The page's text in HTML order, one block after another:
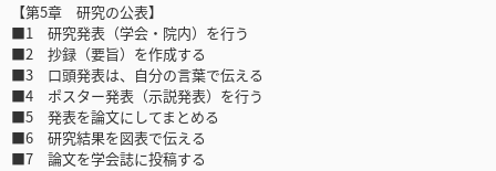
【第5章 研究の公表】
■1 研究発表（学会・院内）を行う
■2 抄録（要旨）を作成する
■3 口頭発表は、自分の言葉で伝える
■4 ポスター発表（示説発表）を行う
■5 発表を論文にしてまとめる
■6 研究結果を図表で伝える
■7 論文を学会誌に投稿する